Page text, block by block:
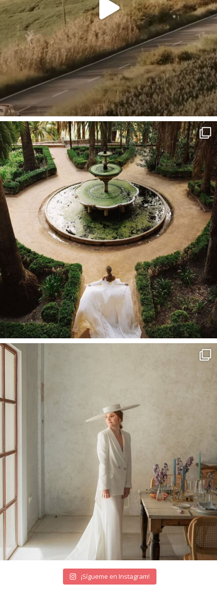
¡Sígueme en Instagram!